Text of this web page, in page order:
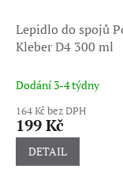
Lepidlo do spojů
Kleber D4 300 ml
Dodání 3-4 týdny
164 Kč bez DPH
199 Kč
DETAIL